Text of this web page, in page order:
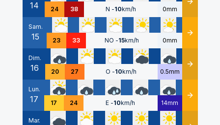
14 24 38 N -10km/h 0mm Détails
Sam.
15 23 33 NO -15km/h 0mm Détails
Dim.
16 20 27 O -10km/h 0.5mm Détails
Lun.
17 17 24 E -10km/h 14mm Détails
Mar.